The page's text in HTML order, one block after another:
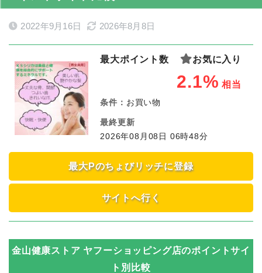
2022年9月16日 2026年8月8日
最大ポイント数 お気に入り
2.1% 相当
条件： お買い物
最終更新
2026年08月08日 06時48分
最大Pのちょびリッチに登録
サイトへ行く
金山健康ストア ヤフーショッピング店のポイントサイ
ト別比較